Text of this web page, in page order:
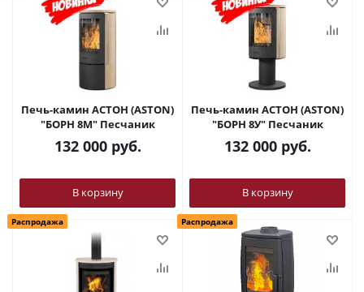
Печь-камин АСТОН (ASTON)
"БОРН 8М" Песчаник
132 000руб.
В корзину
Печь-камин АСТОН (ASTON)
"БОРН 8У" Песчаник
132 000руб.
В корзину
Распродажа Распродажа